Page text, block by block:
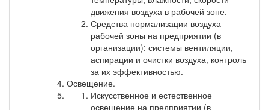
движения воздуха в рабочей зоне.
Средства нормализации воздуха
рабочей зоны на предприятии (в
организации): системы вентиляции,
аспирации и очистки воздуха, контроль
за их эффективностью.
Освещение.
Искусственное и естественное
освещение на предприятии (в